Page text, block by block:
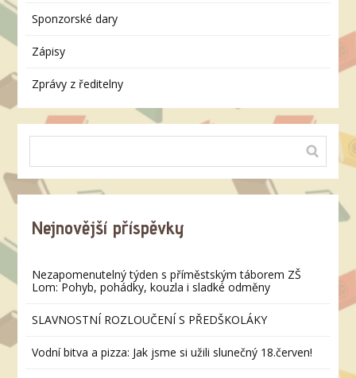
Sponzorské dary
Zápisy
Zprávy z ředitelny
Nejnovější příspěvky
Nezapomenutelný týden s příměstským táborem ZŠ
Lom: Pohyb, pohádky, kouzla i sladké odměny
SLAVNOSTNÍ ROZLOUČENÍ S PŘEDŠKOLÁKY
Vodní bitva a pizza: Jak jsme si užili slunečný 18.červen!